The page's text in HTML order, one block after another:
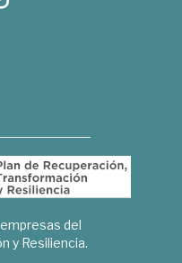
del
y Resiliencia.